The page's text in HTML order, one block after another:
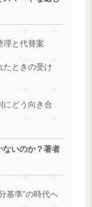
理と代替案
たときの受け
にどう向き合
ないのか？著者
基準”の時代へ